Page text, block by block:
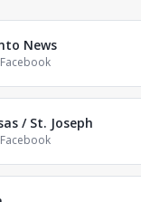
News
/ St. Joseph